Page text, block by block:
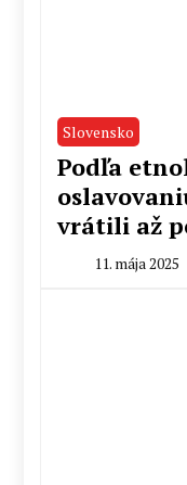
Slovensko
Podľa
vrátili až
11. mája 2025